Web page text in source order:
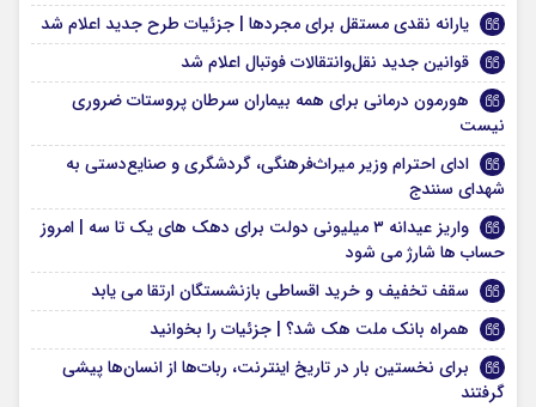
یارانه نقدی مستقل برای مجردها | جزئیات طرح جدید اعلام شد
قوانین جدید نقل‌و‌انتقالات فوتبال اعلام شد
هورمون درمانی برای همه بیماران سرطان پروستات ضروری
نیست
ادای احترام وزیر میراث‌فرهنگی، گردشگری و صنایع‌دستی به
شهدای سنندج
واریز عیدانه ۳ میلیونی دولت برای دهک های یک تا سه | امروز
حساب ها شارژ می شود
سقف تخفیف و خرید اقساطی بازنشستگان ارتقا می‌ یابد
همراه بانک ملت هک شد؟ | جزئیات را بخوانید
برای نخستین بار در تاریخ اینترنت، ربات‌ها از انسان‌ها پیشی
گرفتند